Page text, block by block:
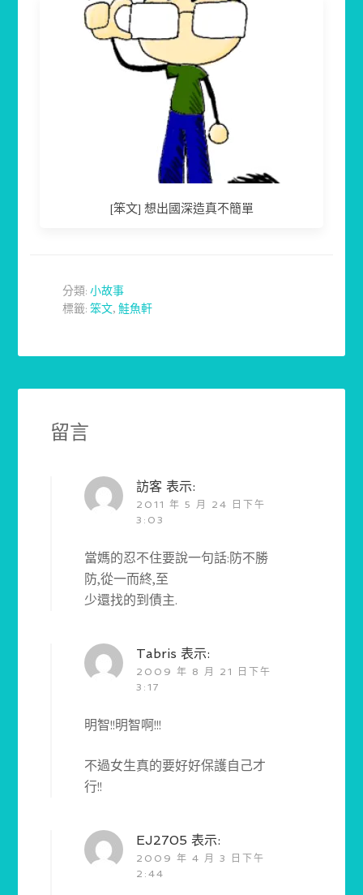
[笨文] 想出國深造真不簡單
分類:小故事
標籤:笨文,鮭魚軒
留言
訪客 表示:
2011 年 5 月 24 日下午
3:03
當媽的忍不住要說一句話:防不勝
防,從一而終,至
少還找的到債主.
Tabris 表示:
2009 年 8 月 21 日下午
3:17
明智!!明智啊!!!
不過女生真的要好好保護自己才
行!!
EJ2705 表示:
2009 年 4 月 3 日下午
2:44